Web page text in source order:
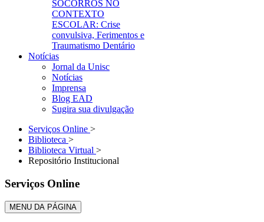
SOCORROS NO
CONTEXTO
ESCOLAR: Crise
convulsiva, Ferimentos e
Traumatismo Dentário
Notícias
Jornal da Unisc
Notícias
Imprensa
Blog EAD
Sugira sua divulgação
Serviços Online >
Biblioteca >
Biblioteca Virtual >
Repositório Institucional
Serviços Online
MENU DA PÁGINA